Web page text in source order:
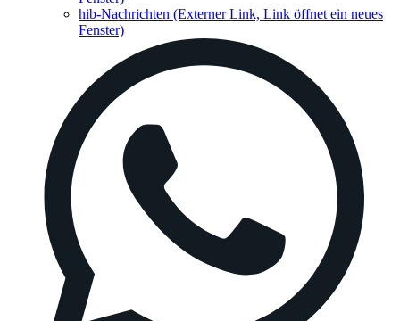
hib-Nachrichten (Externer Link, Link öffnet ein neues
Fenster)